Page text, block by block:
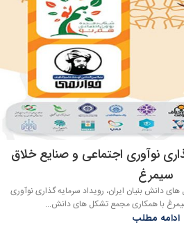
نوآوری اجتماعی و صنایع خلاق
سیمرغ
دانش بنیان ایران، رویداد سرمایه گذاری نوآوری
با همکاری مجمع تشکل های دانش...
ادامه مطلب